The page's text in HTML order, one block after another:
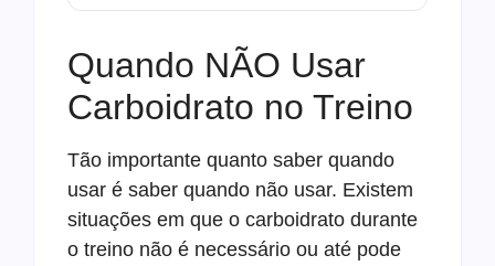
Quando NÃO Usar
Carboidrato no Treino
Tão importante quanto saber quando
usar é saber quando não usar. Existem
situações em que o carboidrato durante
o treino não é necessário ou até pode